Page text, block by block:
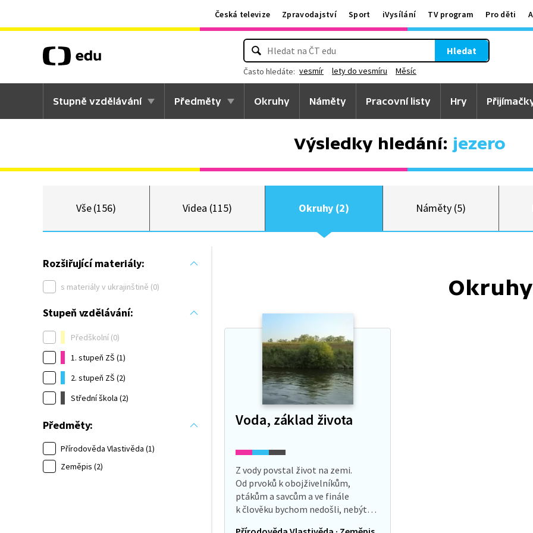
Česká televize Zpravodajství Sport iVysílání TV program Pro děti
Hledat
Často hledáte: vesmír lety do vesmíru Měsíc
Stupně vzdělávání Předměty Okruhy Náměty Pracovní listy Hry
Výsledky hledání: jezero
Vše (156) Videa (115) Okruhy (2) Náměty (5)
Rozšiřující materiály:
s materiály v ukrajinštině (0)
Stupeň vzdělávání:
Předškolní (0)
1. stupeň ZŠ (1)
2. stupeň ZŠ (2)
Střední škola (2)
Předměty:
Přírodověda Vlastivěda (1)
Zeměpis (2)
Okruhy
Voda, základ života
Z vody povstal život na zemi.
Od prvoků k obojživelníkům,
ptákům a savcům a ve finále
k člověku bychom nedošli, nebýt